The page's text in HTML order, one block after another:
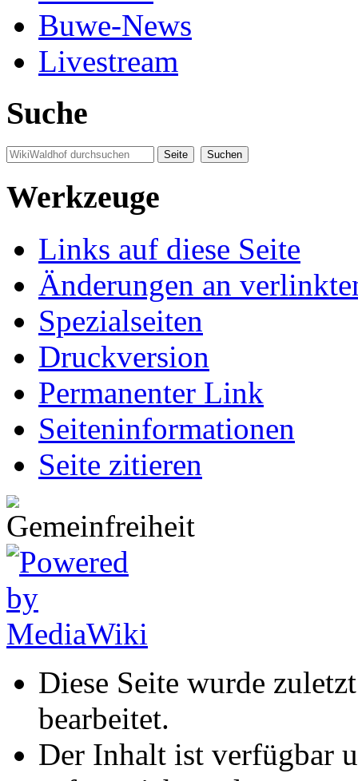
Buwe-News
Livestream
Suche
Werkzeuge
Links auf diese Seite
Änderungen an
Spezialseiten
Druckversion
Permanenter Link
Seiten­informationen
Seite zitieren
Diese Seite wurde
bearbeitet.
Der Inhalt ist verfügbar